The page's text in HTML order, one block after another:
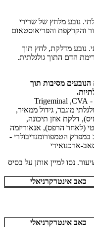
נובע מלחץ של שרירי
והקרקפת והפריאוסטאום
נובע מדלקת, לחץ תוך
הדם התוך גולגלתית.
מסיבות תוך
-
CVA
,
Trigeminal
מוגבר, גידול ממאיר,
דלקת אוזן תיכונה,
(לאחר הרפס), אנאוריזמה
הטמפורומנדיבולרי -
ארכנואידי
נסו למיין אותן על בסיס
כאב אינטרקרניאלי
כאב אינטרקרניאלי